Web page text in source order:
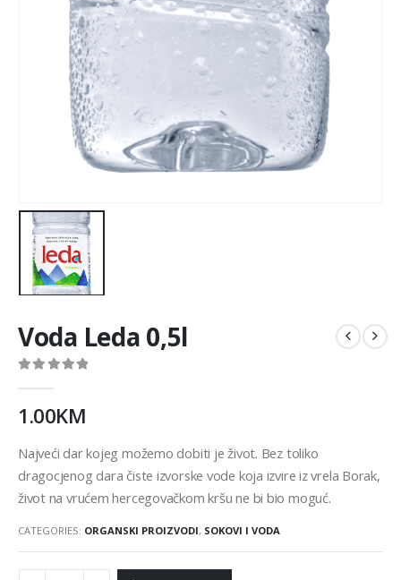
Voda Leda 0,5l
1.00KM
Najveći dar kojeg možemo dobiti je život. Bez toliko
dragocjenog dara čiste izvorske vode koja izvire iz vrela Borak,
život na vrućem hercegovačkom kršu ne bi bio moguć.
CATEGORIES: ORGANSKI PROIZVODI, SOKOVI I VODA